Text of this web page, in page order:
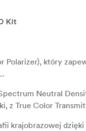
Kit
Polarizer), który
Neutral
z True Color
krajobrazowej